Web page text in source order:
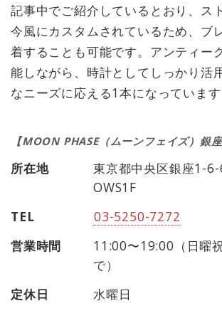
記事中でご紹介しているとおり、ス
今風にカスタムされているため、ブ
着することも可能です。アンティー
能しながら、時計としてしっかり活
なニーズに応える1本になっています
所在地
東京都中央区銀座1-
OWS1F
TEL
03-5250-7272
営業時間
11:00〜19:00（日曜
で）
定休日
水曜日
【MOON PHASE（ムーンフェイズ）銀座